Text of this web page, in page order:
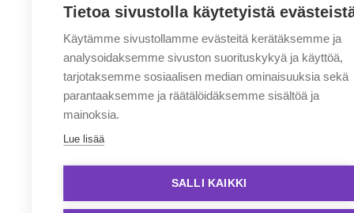
Tietoa sivustolla käytetyistä
Käytämme sivustollamme evästeitä kerätäksemme ja
analysoidaksemme sivuston suorituskykyä ja käyttöä,
tarjotaksemme sosiaalisen median ominaisuuksia sekä
parantaaksemme ja räätälöidäksemme sisältöä ja
mainoksia.
Lue lisää
SALLI KAIKKI